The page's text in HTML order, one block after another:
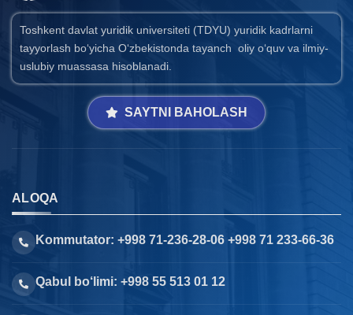
Toshkent davlat yuridik universiteti (TDYU) yuridik kadrlarni
tayyorlash bo‘yicha O‘zbekistonda tayanch oliy o‘quv va ilmiy-
uslubiy muassasa hisoblanadi.
SAYTNI BAHOLASH
ALOQA
Kommutator: +998 71-236-28-06 +998 71 233-66-36
Qabul bo‘limi: +998 55 513 01 12